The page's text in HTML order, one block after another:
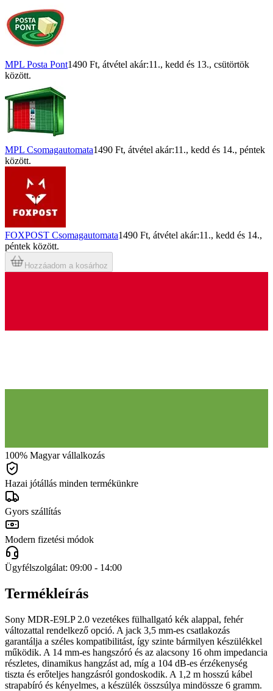
MPL Posta Pont1490 Ft, átvétel akár:11., kedd és 13., csütörtök
között.
MPL Csomagautomata1490 Ft, átvétel akár:11., kedd és 14., péntek
között.
FOXPOST Csomagautomata1490 Ft, átvétel akár:11., kedd és 14.,
péntek között.
Hozzáadom a kosárhoz
100% Magyar vállalkozás
Hazai jótállás minden termékünkre
Gyors szállítás
Modern fizetési módok
Ügyfélszolgálat: 09:00 - 14:00
Termékleírás
Sony MDR-E9LP 2.0 vezetékes fülhallgató kék alappal, fehér
változattal rendelkező opció. A jack 3,5 mm-es csatlakozás
garantálja a széles kompatibilitást, így szinte bármilyen készülékkel
működik. A 14 mm-es hangszóró és az alacsony 16 ohm impedancia
részletes, dinamikus hangzást ad, míg a 104 dB-es érzékenység
tiszta és erőteljes hangzásról gondoskodik. A 1,2 m hosszú kábel
strapabíró és kényelmes, a készülék összsúlya mindössze 6 gramm.